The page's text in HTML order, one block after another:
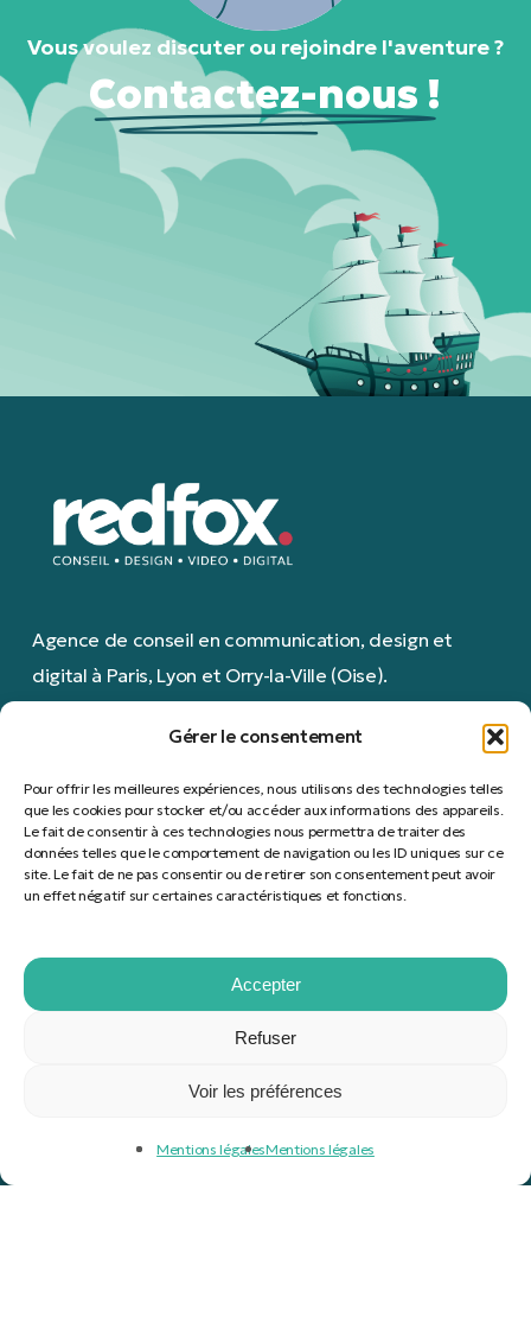
Gérer le consentement
Pour offrir les meilleures expériences, nous utilisons des technologies telles
que les cookies pour stocker et/ou accéder aux informations des appareils.
Le fait de consentir à ces technologies nous permettra de traiter des
données telles que le comportement de navigation ou les ID uniques sur ce
site. Le fait de ne pas consentir ou de retirer son consentement peut avoir
un effet négatif sur certaines caractéristiques et fonctions.
Accepter
Refuser
Voir les préférences
Mentions légalesMentions légales
Vous voulez discuter ou rejoindre l'aventure ?
Contactez-nous !
Agence de conseil en communication, design et
digital à Paris, Lyon et Orry-la-Ville (Oise).
L'agence
Nous contacter
Nous rejoindre